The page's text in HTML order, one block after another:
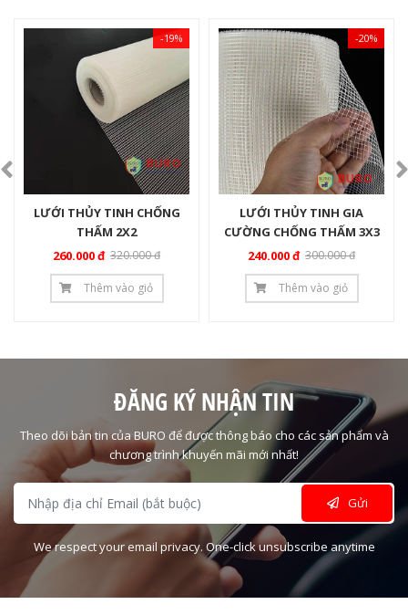
-19%
LƯỚI THỦY TINH CHỐNG
THẤM 2X2
260.000 đ 320.000 đ
Thêm vào giỏ
-20%
LƯỚI THỦY TINH GIA
CƯỜNG CHỐNG THẤM 3X3
240.000 đ 300.000 đ
Thêm vào giỏ
ĐĂNG KÝ NHẬN TIN
Theo dõi bản tin của BURO để được thông báo cho các sản phẩm và
chương trình khuyến mãi mới nhất!
Gửi
We respect your email privacy. One-click unsubscribe anytime